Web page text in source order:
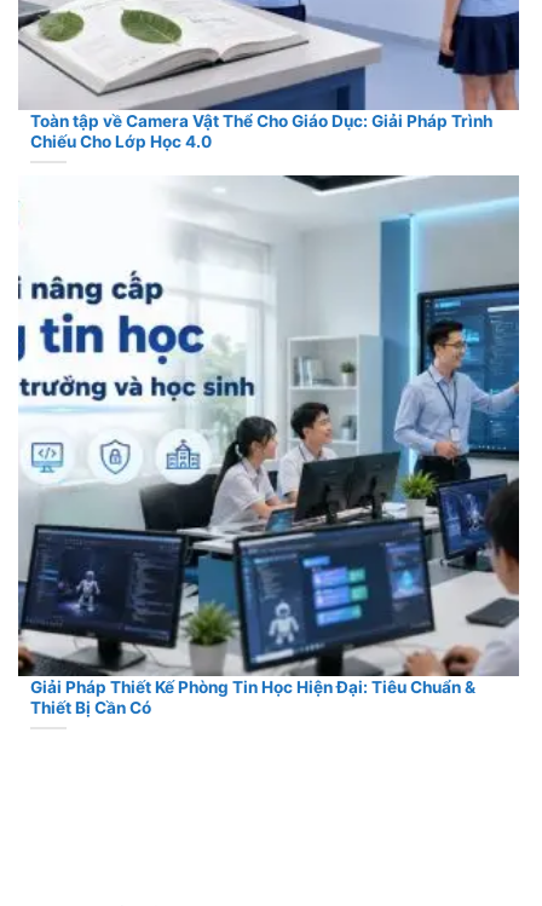
Toàn tập về Camera Vật Thể Cho Giáo Dục: Giải Pháp Trình
Chiếu Cho Lớp Học 4.0
Giải Pháp Thiết Kế Phòng Tin Học Hiện Đại: Tiêu Chuẩn &
Thiết Bị Cần Có